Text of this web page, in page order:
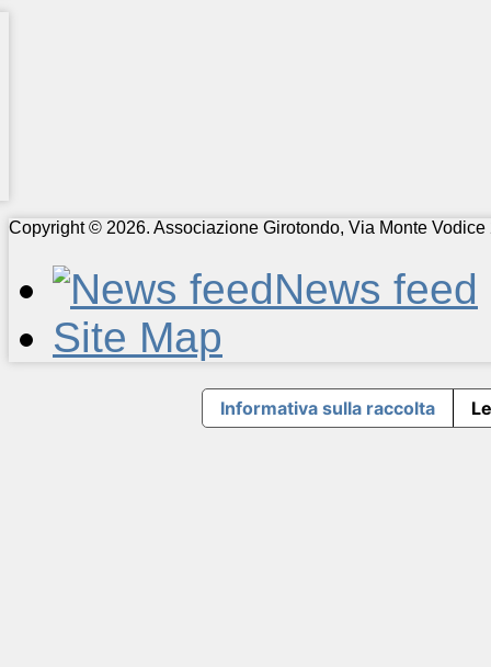
Copyright © 2026. Associazione Girotondo, Via Monte Vodice
News feed
Site Map
Informativa sulla raccolta